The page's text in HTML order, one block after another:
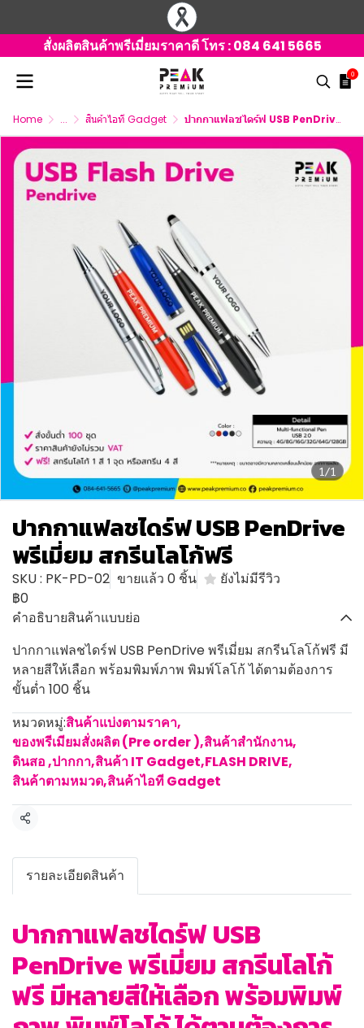
สั่งผลิตสินค้าพรีเมี่ยมราคาดี โทร :084 641 5665
0
Home ... สินค้าไอที Gadget ปากกาแฟลชไดร์ฟ USB PenDrive พรีเมี่ยม สกรีนโลโก้ฟรี
1/1
ปากกาแฟลชไดร์ฟ USB PenDrive
พรีเมี่ยม สกรีนโลโก้ฟรี
SKU : PK-PD-02 ขายแล้ว 0 ชิ้น
ยังไม่มีรีวิว
฿0
คำอธิบายสินค้าแบบย่อ
ปากกาแฟลชไดร์ฟ USB PenDrive พรีเมี่ยม สกรีนโลโก้ฟรี มี
หลายสีให้เลือก พร้อมพิมพ์ภาพ พิมพ์โลโก้ ได้ตามต้องการ
ขั้นต่ำ 100 ชิ้น
หมวดหมู่:สินค้าแบ่งตามราคา,
ของพรีเมียมสั่งผลิต (Pre order ),สินค้าสำนักงาน,
ดินสอ ,ปากกา,สินค้า IT Gadget,FLASH DRIVE,
สินค้าตามหมวด,สินค้าไอที Gadget
แชร์
รายละเอียดสินค้า
ปากกาแฟลชไดร์ฟ USB
PenDrive พรีเมี่ยม สกรีนโลโก้
ฟรี มีหลายสีให้เลือก พร้อมพิมพ์